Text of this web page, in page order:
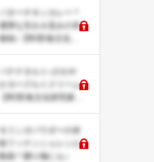
濃厚な甘み＆旨みの本
格味♪【料理/食文化研
かヨーグルトクリーム
【料理/食文化研究家レ
モリンガパウダーの米
粉フィナンシェレシピ
動画＊贈り物にも♪